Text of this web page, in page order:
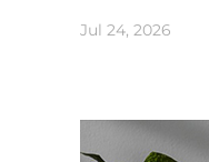
Jul 24, 2026